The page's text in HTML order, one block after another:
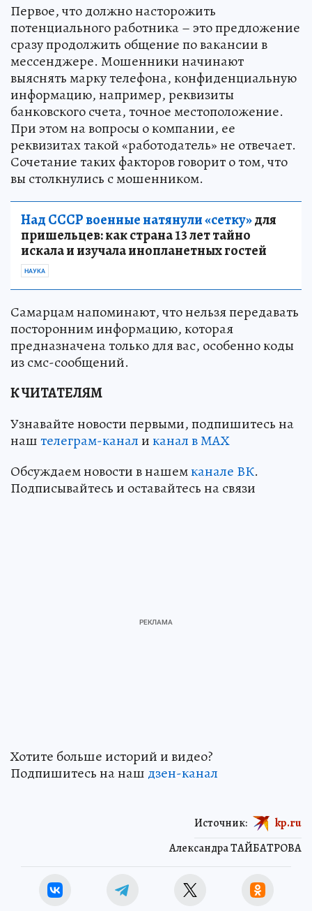
Первое, что должно насторожить
потенциального работника – это предложение
сразу продолжить общение по вакансии в
мессенджере. Мошенники начинают
выяснять марку телефона, конфиденциальную
информацию, например, реквизиты
банковского счета, точное местоположение.
При этом на вопросы о компании, ее
реквизитах такой «работодатель» не отвечает.
Сочетание таких факторов говорит о том, что
вы столкнулись с мошенником.
Над СССР военные натянули «сетку»для
пришельцев: как страна 13 лет тайно
искала и изучала инопланетных гостей
НАУКА
Самарцам напоминают, что нельзя передавать
посторонним информацию, которая
предназначена только для вас, особенно коды
из смс-сообщений.
К ЧИТАТЕЛЯМ
Узнавайте новости первыми, подпишитесь на
наштелеграм-каналиканал в МАХ
Обсуждаем новости в нашемканале ВК.
Подписывайтесь и оставайтесь на связи
Хотите больше историй и видео?
Подпишитесь на наш дзен-канал
Александра ТАЙБАТРОВА
Источник: kp.ru